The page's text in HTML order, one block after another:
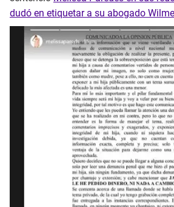
dudó en etiquetar a su abogado